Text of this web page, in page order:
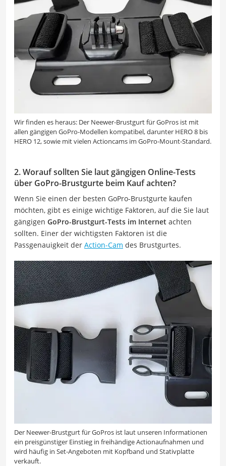
Wir finden es heraus: Der Neewer-Brustgurt für GoPros ist mit
allen gängigen GoPro-Modellen kompatibel, darunter HERO 8 bis
HERO 12, sowie mit vielen Actioncams im GoPro-Mount-Standard.
2. Worauf sollten Sie laut gängigen Online-Tests
über GoPro-Brustgurte beim Kauf achten?
Wenn Sie einen der besten GoPro-Brustgurte kaufen
möchten, gibt es einige wichtige Faktoren, auf die Sie laut
gängigen GoPro-Brustgurt-Tests im Internet achten
sollten. Einer der wichtigsten Faktoren ist die
Passgenauigkeit der Action-Cam des Brustgurtes.
Der Neewer-Brustgurt für GoPros ist laut unseren Informationen
ein preisgünstiger Einstieg in freihändige Actionaufnahmen und
wird häufig in Set-Angeboten mit Kopfband und Stativplatte
verkauft.